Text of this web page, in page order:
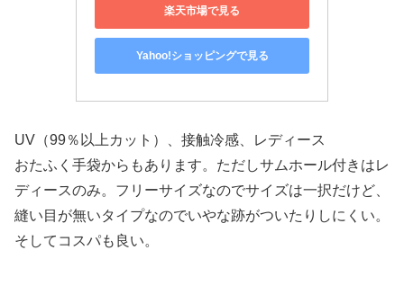
楽天市場で見る
Yahoo!ショッピングで見る
UV（99％以上カット）、接触冷感、レディース
おたふく手袋からもあります。ただしサムホール付きはレ
ディースのみ。フリーサイズなのでサイズは一択だけど、
縫い目が無いタイプなのでいやな跡がついたりしにくい。
そしてコスパも良い。